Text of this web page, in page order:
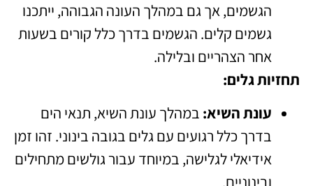
הגשמים, אך גם במהלך העונה הגבוהה, ייתכנו
גשמים קלים. הגשמים בדרך כלל קורים בשעות
אחר הצהריים ובלילה.
תחזיות גלים:
עונת השיא: במהלך עונת השיא, תנאי הים
בדרך כלל רגועים עם גלים בגובה בינוני. זהו זמן
אידיאלי לגלישה, במיוחד עבור גולשים מתחילים
ובינוניים.